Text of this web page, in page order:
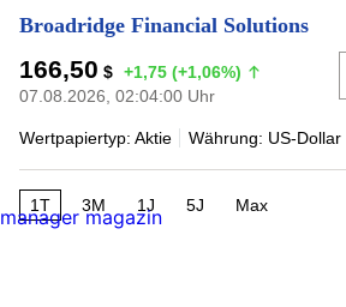
Broadridge Financial Solutions
166,50 $ +1,75 (+1,06%)
07.08.2026, 02:04:00 Uhr
Wertpapiertyp: Aktie Währung: US-Dollar
1T 3M 1J 5J Max
manager magazin